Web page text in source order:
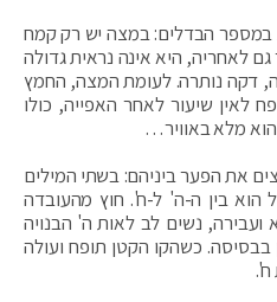
הבדלים: במצה יש רק קמח
לאחריה, היא אינה נראית גדולה
דקה נותרה. לעומת המצה, החמץ
לאין שיעור לאחר האפייה, כולו
מלא באוויר…
את הפער ביניהם: בשתי המילים
הוא בין ה-ה' ל-ח'. חוץ מהעובדה
נשים לב לאות ה' הבנויה
כשהקו הקטן תופח ועולה